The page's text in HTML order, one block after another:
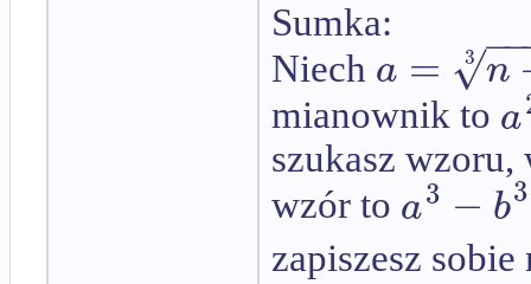
Sumka:
Niech a = n
−−
√
3
mianownik to a
szukasz wzoru,
wzór to a3 − b3
zapiszesz